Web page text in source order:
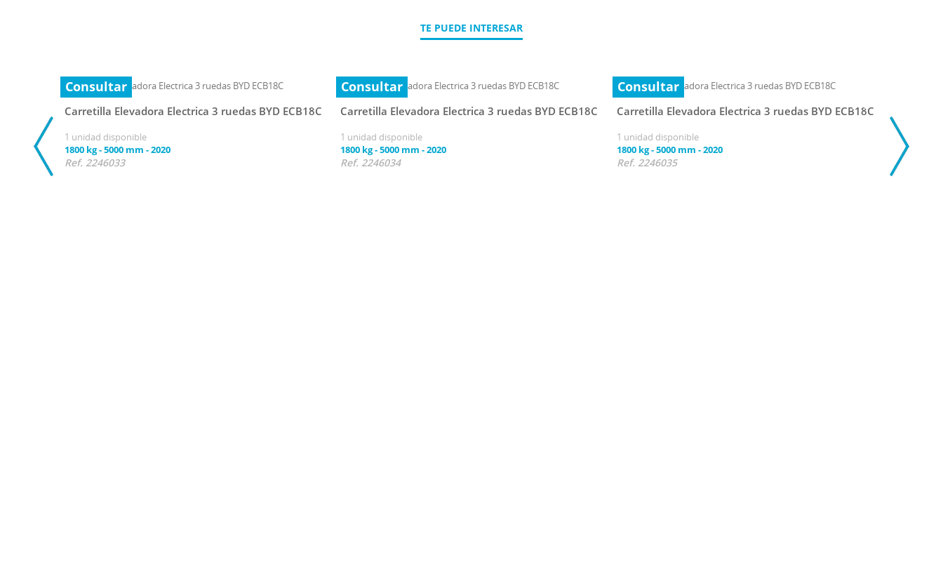
TE PUEDE INTERESAR
Consultar
Carretilla Elevadora Electrica 3 ruedas BYD ECB18C
1 unidad disponible
1800 kg-5000 mm -2020
Ref. 2246033
Consultar
Carretilla Elevadora Electrica 3 ruedas BYD ECB18C
1 unidad disponible
1800 kg-5000 mm -2020
Ref. 2246034
Consultar
Carretilla Elevadora Electrica 3 ruedas BYD ECB18C
1 unidad disponible
1800 kg-5000 mm -2020
Ref. 2246035